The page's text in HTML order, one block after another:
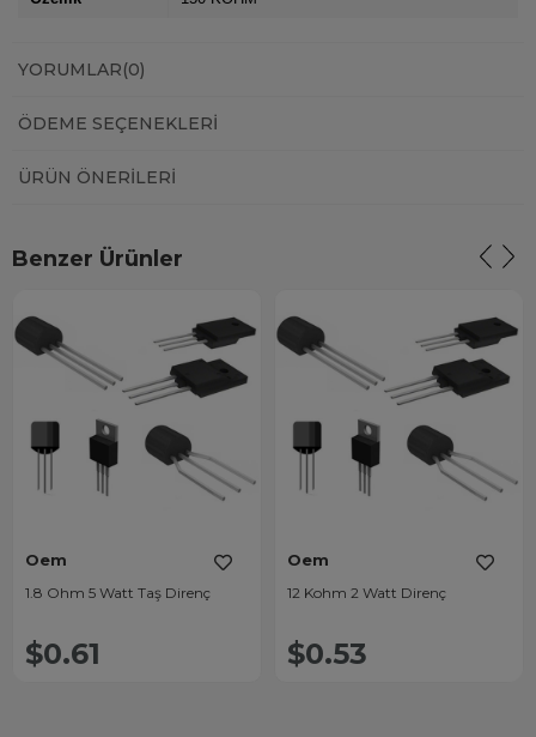
YORUMLAR(0)
ÖDEME SEÇENEKLERI
ÜRÜN ÖNERILERI
Benzer Ürünler
Oem
1.8 Ohm 5 Watt Taş Direnç
$0.61
Oem
12 Kohm 2 Watt Direnç
$0.53